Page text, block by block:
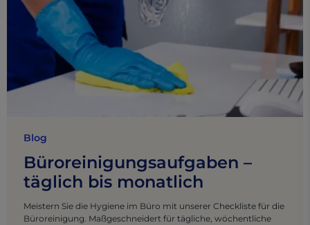
Blog
Büroreinigungsaufgaben –
täglich bis monatlich
Meistern Sie die Hygiene im Büro mit unserer Checkliste für die
Büroreinigung. Maßgeschneidert für tägliche, wöchentliche